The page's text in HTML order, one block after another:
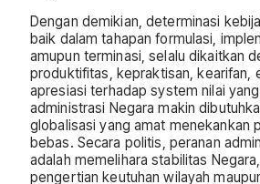
Dengan demikian, determinasi
baik dalam tahapan formulasi,
amupun terminasi, selalu dikaitkan
produktifitas, kepraktisan, kearifan,
apresiasi terhadap system nilai
administrasi Negara makin
globalisasi yang amat menekankan
bebas. Secara politis, peranan
adalah memelihara stabilitas
pengertian keutuhan wilayah